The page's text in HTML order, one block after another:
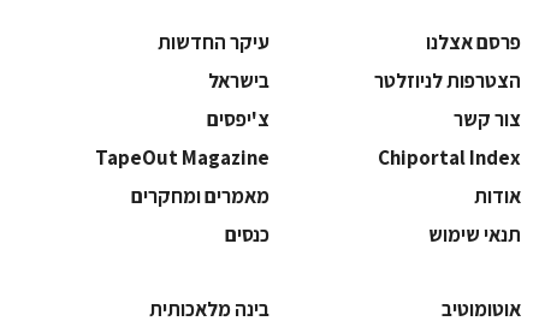
פרסם אצלנו
עיקר החדשות
הצטרפות לניוזלטר
בישראל
צור קשר
צ'יפסים
Chiportal Index
TapeOut Magazine
אודות
מאמרים ומחקרים
תנאי שימוש
כנסים
אוטומוטיב
בינה מלאכותית